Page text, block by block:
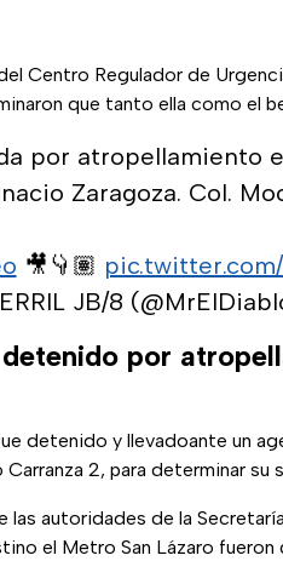
Centro Regulador de
que tanto ella como el
por atropellamiento
Zaragoza. Col.
🎥👇🏽
JB/8
por
detenido y llevadoante un
2, para determinar su
las autoridades de la
el Metro San Lázaro fueron